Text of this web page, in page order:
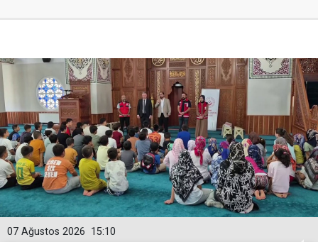
15:10
07 Ağustos 2026